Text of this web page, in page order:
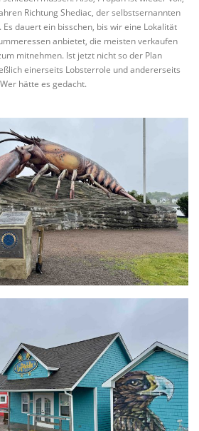
Richtung Shediac, der selbstsernannten
dauert ein bisschen, bis wir eine Lokalität
anbietet, die meisten verkaufen
mitnehmen. Ist jetzt nicht so der Plan
einerseits Lobsterrole und andererseits
hätte es gedacht.